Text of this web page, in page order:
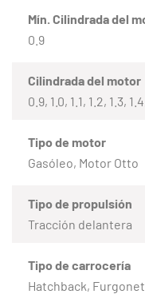
Mín. Cilindrada del
0.9
Cilindrada del motor
0.9, 1.0, 1.1, 1.2, 1.3,
Tipo de motor
Gasóleo, Motor Otto
Tipo de propulsión
Tracción delantera
Tipo de carrocería
Hatchback,